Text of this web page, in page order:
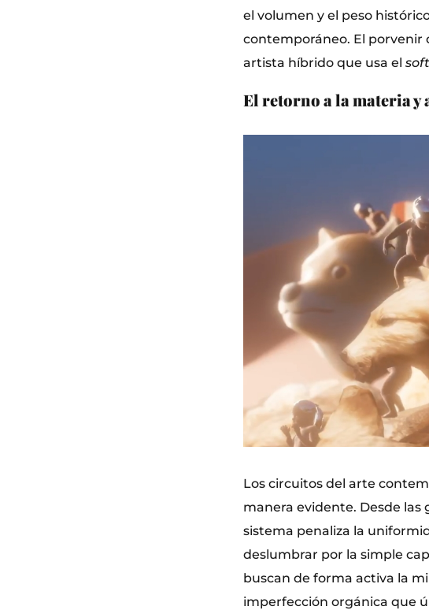
el volumen y el peso
contemporáneo. El porvenir
artista híbrido que usa el
El retorno a la materia y
Los circuitos del arte
manera evidente. Desde las
sistema penaliza la
deslumbrar por la simple
buscan de forma activa la
imperfección orgánica que